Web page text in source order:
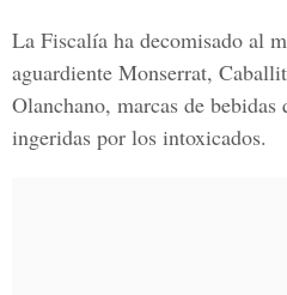
La Fiscalía ha decomisado al
aguardiente Monserrat,
Olanchano, marcas de bebidas
ingeridas por los intoxicados.